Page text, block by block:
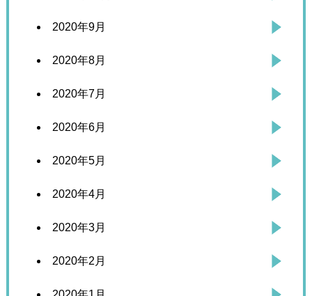
2020年9月
2020年8月
2020年7月
2020年6月
2020年5月
2020年4月
2020年3月
2020年2月